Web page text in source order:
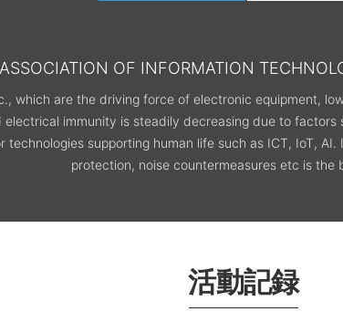
OF INFORMATION
which are the driving force of electronic equipment,
immunity is steadily decreasing due to factors
supporting human life such as ICT, IoT,
protection, noise countermeasures etc is the
活動記録